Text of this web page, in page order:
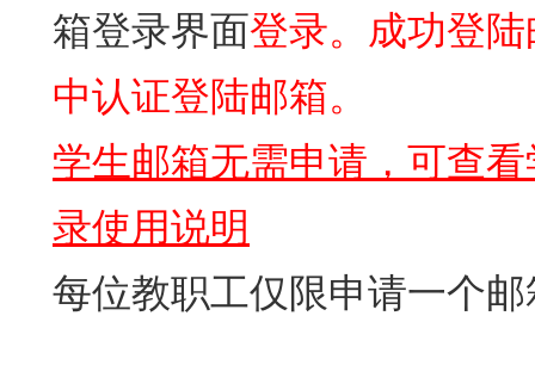
箱登录界面登录。成功登
中认证登陆邮箱。
学生邮箱无需申请，可查
录使用说明
每位教职工仅限申请一个邮